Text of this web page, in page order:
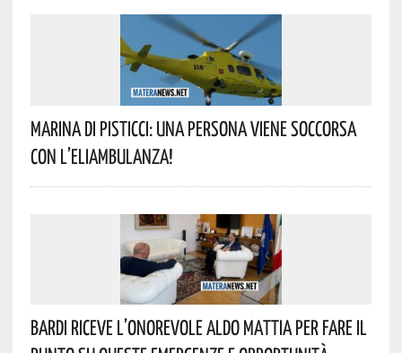
Marina Di Pisticci: Una Persona Viene Soccorsa
Con L’eliambulanza!
Bardi Riceve L’onorevole Aldo Mattia Per Fare Il